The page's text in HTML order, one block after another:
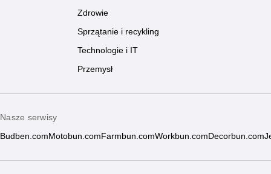
Zdrowie
Sprzątanie i recykling
Technologie i IT
Przemysł
Nasze serwisy
Budben.com Motobun.com Farmbun.comWorkbun.com Decorbun.com